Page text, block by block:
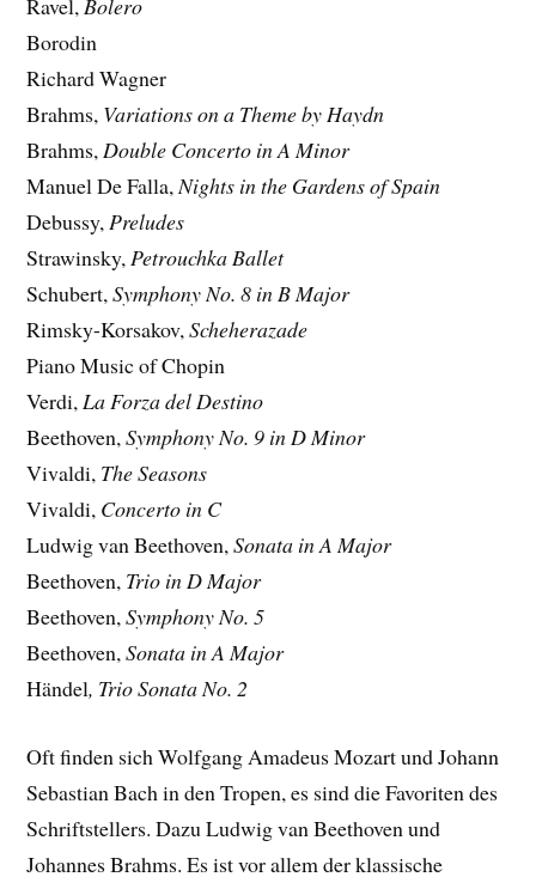
Ravel,Bolero
Borodin
Richard Wagner
Brahms, Variations on a Theme by Haydn
Brahms,Double Concerto in A Minor
Manuel De Falla,Nights in the Gardens of Spain
Debussy,Preludes
Strawinsky,Petrouchka Ballet
Schubert,Symphony No. 8 in B Major
Rimsky-Korsakov,Scheherazade
Piano Music of Chopin
Verdi,La Forza del Destino
Beethoven,Symphony No. 9 in D Minor
Vivaldi, The Seasons
Vivaldi, Concerto in C
Ludwig van Beethoven,Sonata in A Major
Beethoven, Trio in D Major
Beethoven,Symphony No. 5
Beethoven,Sonata in A Major
Händel, Trio Sonata No. 2
Oft finden sich Wolfgang Amadeus Mozart und Johann
Sebastian Bach in den Tropen, es sind die Favoriten des
Schriftstellers. Dazu Ludwig van Beethoven und
Johannes Brahms. Es ist vor allem der klassische